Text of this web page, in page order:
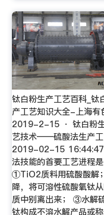
钛白粉生产工艺百科_钛
产工艺知识大全-上海有
2019-2-15 · 钛白粉
艺技术——硫酸法生产
2019-02-15
法技能的首要工艺进程是
①TiO2质料用硫酸酸解
降，将可溶性硫酸氧钛
质中别离出来； ③水解
钛构成不溶水解产品或